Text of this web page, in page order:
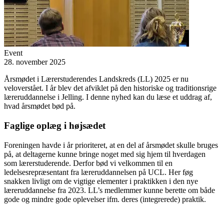
Event
28. november 2025
Årsmødet i Lærerstuderendes Landskreds (LL) 2025 er nu
veloverstået. I år blev det afviklet på den historiske og traditionsrige
læreruddannelse i Jelling. I denne nyhed kan du læse et uddrag af,
hvad årsmødet bød på.
Faglige oplæg i højsædet
Foreningen havde i år prioriteret, at en del af årsmødet skulle bruges
på, at deltagerne kunne bringe noget med sig hjem til hverdagen
som lærerstuderende. Derfor bød vi velkommen til en
ledelsesrepræsentant fra læreruddannelsen på UCL. Her føg
snakken livligt om de vigtige elementer i praktikken i den nye
læreruddannelse fra 2023. LL’s medlemmer kunne berette om både
gode og mindre gode oplevelser ifm. deres (integrerede) praktik.